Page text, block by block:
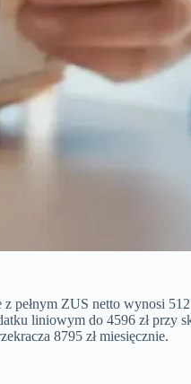
ZUS netto wynosi
liniowym do 4596 zł przy
8795 zł miesięcznie.